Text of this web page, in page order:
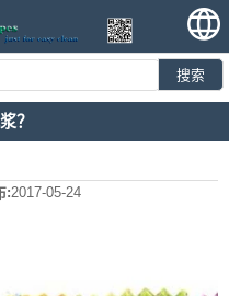
搜索
？
:2017-05-24